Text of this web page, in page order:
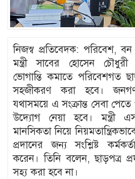
নিজস্ব প্রতিবেদক: পরিবেশ,
মন্ত্রী সাবের হোসেন
ভোগান্তি কমাতে পরিবেশগত
সহজীকরণ করা হবে।
যথাসময়ে এ সংক্রান্ত সেবা
উদ্যোগ নেয়া হবে। মন্ত্রী
মানসিকতা নিয়ে
প্রদানের জন্য সংশ্লিষ্ট
করেন। তিনি বলেন, ছাড়পত্র
সহ্য করা হবে না।